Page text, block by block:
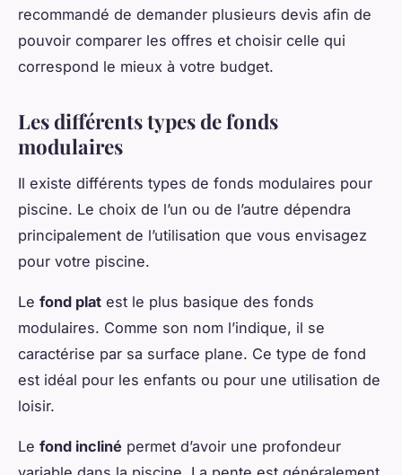
recommandé de demander plusieurs devis afin de
pouvoir comparer les offres et choisir celle qui
correspond le mieux à votre budget.
Les différents types de fonds
modulaires
Il existe différents types de fonds modulaires pour
piscine. Le choix de l’un ou de l’autre dépendra
principalement de l’utilisation que vous envisagez
pour votre piscine.
Le fond plat est le plus basique des fonds
modulaires. Comme son nom l’indique, il se
caractérise par sa surface plane. Ce type de fond
est idéal pour les enfants ou pour une utilisation de
loisir.
Le fond incliné permet d’avoir une profondeur